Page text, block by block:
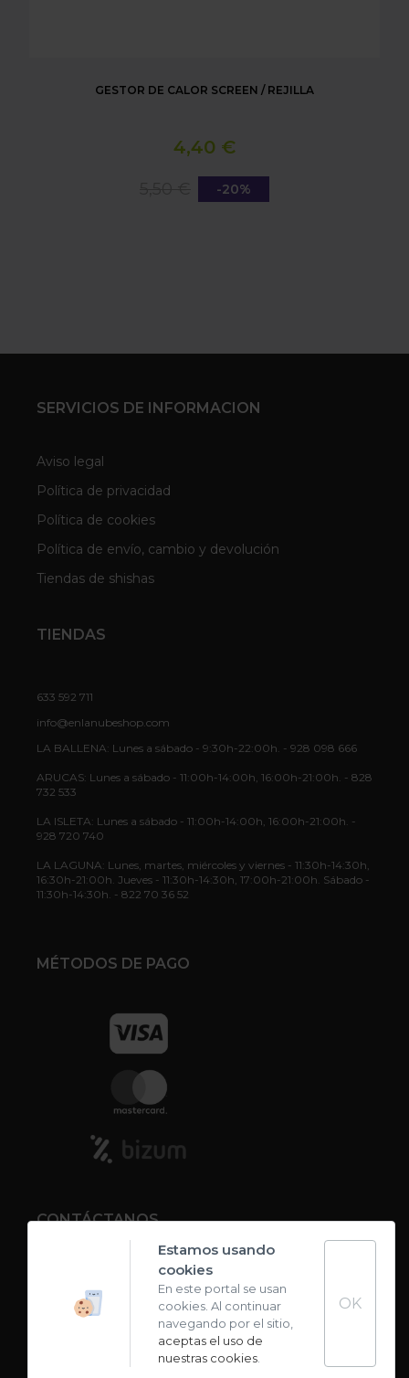
GESTOR DE CALOR SCREEN / REJILLA
4,40 €
-20%
SERVICIOS DE INFORMACION
Aviso legal
Política de privacidad
Política de cookies
Política de envío, cambio y devolución
Tiendas de shishas
TIENDAS
633 592 711
info@enlanubeshop.com
LA BALLENA: Lunes a sábado - 9:30h-22:00h. - 928 098 666
ARUCAS: Lunes a sábado - 11:00h-14:00h, 16:00h-21:00h. - 828
732 533
LA ISLETA: Lunes a sábado - 11:00h-14:00h, 16:00h-21:00h. -
928 720 740
LA LAGUNA: Lunes, martes, miércoles y viernes - 11:30h-14:30h,
16:30h-21:00h. Jueves - 11:30h-14:30h, 17:00h-21:00h. Sábado -
11:30h-14:30h. - 822 70 36 52
MÉTODOS DE PAGO
CONTÁCTANOS
Carta de sabores
Estamos usando
cookies
En este portal se usan
cookies. Al continuar
navegando por el sitio,
aceptas el uso de
nuestras cookies.
OK